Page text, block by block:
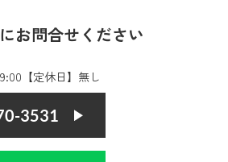
お問合せください
【定休日】無し
3531